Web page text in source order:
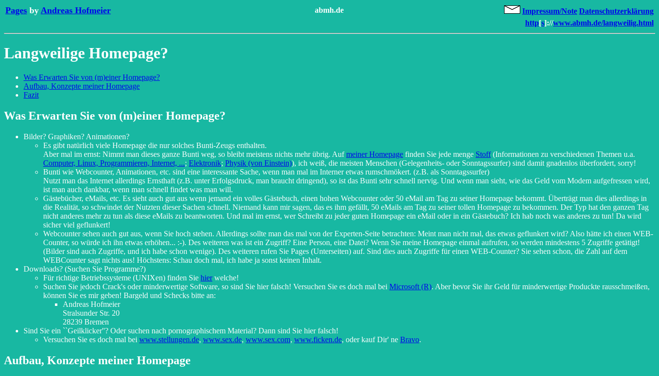
Pages by Andreas Hofmeier abmh.de Impressum/Note Datenschutzerklärung
http[s]://www.abmh.de/langweilig.html
Langweilige Homepage?
Was Erwarten Sie von (m)einer Homepage?
Aufbau, Konzepte meiner Homepage
Fazit
Was Erwarten Sie von (m)einer Homepage?
Bilder? Graphiken? Animationen?
Es gibt natürlich viele Homepage die nur solches Bunti-Zeugs enthalten.
Aber mal im ernst: Nimmt man dieses ganze Bunti weg, so bleibt meistens nichts mehr übrig. Aufmeiner Homepage finden Sie jede menge Stoff(Informationen zu verschiedenen Themen u.a.
Computer, Linux, Programmieren, Internet, ...; Elektronik; Physik (von Einstein)), ich weiß, die meisten Menschen (Gelegenheits- oder Sonntagssurfer) sind damit gnadenlos überfordert, sorry!
Bunti wie Webcounter, Animationen, etc. sind eine interessante Sache, wenn man mal im Interner etwas rumschmökert. (z.B. als Sonntagssurfer)
Nutzt man das Internet allerdings Ernsthaft (z.B. unter Erfolgsdruck, man braucht dringend), so ist das Bunti sehr schnell nervig. Und wenn man sieht, wie das Geld vom Modem aufgefressen wird,
ist man auch dankbar, wenn man schnell findet was man will.
Gästebücher, eMails, etc. Es sieht auch gut aus wenn jemand ein volles Gästebuch, einen hohen Webcounter oder 50 eMail am Tag zu seiner Homepage bekommt. Überträgt man dies allerdings in
die Realität, so schwindet der Nutzten dieser Sachen schnell. Niemand kann mir sagen, das es ihm gefällt, 50 eMails am Tag zu seiner tollen Homepage zu bekommen. Der Typ hat den ganzen Tag
nicht anderes mehr zu tun als diese eMails zu beantworten. Und mal im ernst, wer Schreibt zu jeder guten Homepage ein eMail oder in ein Gästebuch? Ich hab noch was anderes zu tun! Da wird
sicher viel geflunkert!
Webcounter sehen auch gut aus, wenn Sie hoch stehen. Allerdings sollte man das mal von der Experten-Seite betrachten: Meint man nicht mal, das etwas geflunkert wird? Also hätte ich einen WEB-
Counter, so würde ich ihn etwas erhöhen... :-). Des weiteren was ist ein Zugriff? Eine Person, eine Datei? Wenn Sie meine Homepage einmal aufrufen, so werden mindestens 5 Zugriffe getätigt!
(Bilder sind auch Zugriffe, und ich habe schon wenige). Des weiteren rufen Sie Pages (Unterseiten) auf. Sind dies auch Zugriffe für einen WEB-Counter? Sie sehen schon, die Zahl auf dem
WEBCounter sagt nichts aus! Höchstens: Schau doch mal, ich habe ja sonst keinen Inhalt.
Downloads? (Suchen Sie Programme?)
Für richtige Betriebssysteme (UNIXen) finden Sie hierwelche!
Suchen Sie jedoch Crack's oder minderwertige Software, so sind Sie hier falsch! Versuchen Sie es doch mal bei Microsoft (R). Aber bevor Sie ihr Geld für minderwertige Produckte rausschmeißen,
können Sie es mir geben! Bargeld und Schecks bitte an:
Andreas Hofmeier
Stralsunder Str. 20
28239 Bremen
Sind Sie ein ``Geilklicker''? Oder suchen nach pornographischem Material? Dann sind Sie hier falsch!
Versuchen Sie es doch mal bei www.stellungen.de, www.sex.de, www.sex.com, www.ficken.de, oder kauf Dir' ne Bravo.
Aufbau, Konzepte meiner Homepage